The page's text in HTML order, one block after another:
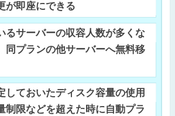
が即座にできる
るサーバーの収容人数が多くな
同プランの他サーバーへ無料移
しておいたディスク容量の使用
制限などを超えた時に自動プラ